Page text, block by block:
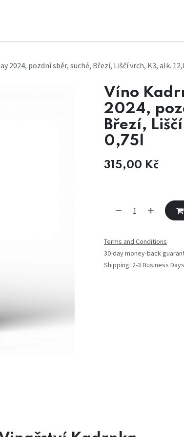
2024, pozdní sběr, suché, Březí, Liščí vrch, K3, alk.
Víno
2024,
Březí,
0,75l
315,00 Kč
Terms and Conditions
30-day money-back
Shipping: 2-3 Business Days